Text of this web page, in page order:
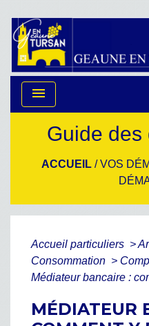
menu
Guide des
ACCUEIL/VOS
Accueil particuliers >
Consommation >
Médiateur bancaire :
MÉDIATEUR